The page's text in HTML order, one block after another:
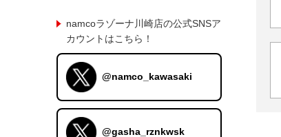
namcoラゾーナ川崎店の公式SNSア
カウントはこちら！
@namco_kawasaki
@gasha_rznkwsk